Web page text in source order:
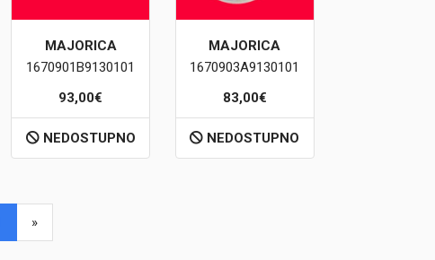
MAJORICA
1670901B9130101
93,00€
NEDOSTUPNO
MAJORICA
1670903A9130101
83,00€
NEDOSTUPNO
»